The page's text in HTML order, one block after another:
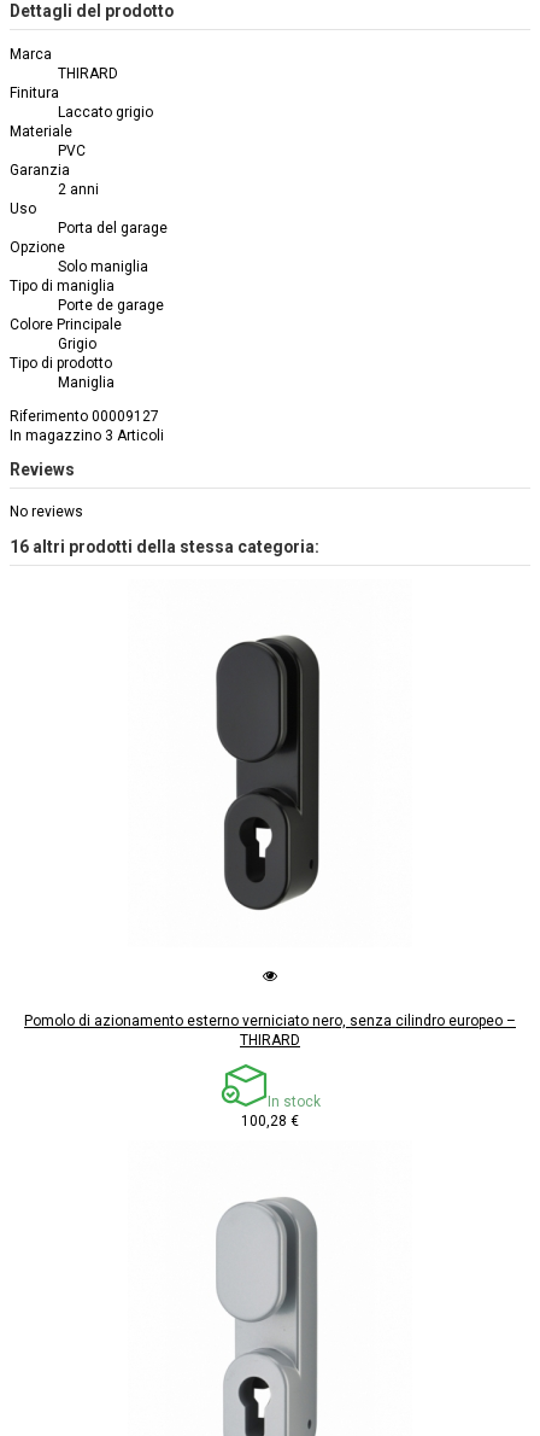
Dettagli del prodotto
Marca
THIRARD
Finitura
Laccato grigio
Materiale
PVC
Garanzia
2 anni
Uso
Porta del garage
Opzione
Solo maniglia
Tipo di maniglia
Porte de garage
Colore Principale
Grigio
Tipo di prodotto
Maniglia
Riferimento 00009127
In magazzino 3 Articoli
Reviews
No reviews
16 altri prodotti della stessa categoria:
Pomolo di azionamento esterno verniciato nero, senza cilindro europeo –
THIRARD
In stock
100,28 €